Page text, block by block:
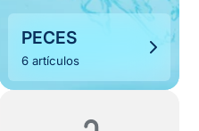
PECES
6 artículos